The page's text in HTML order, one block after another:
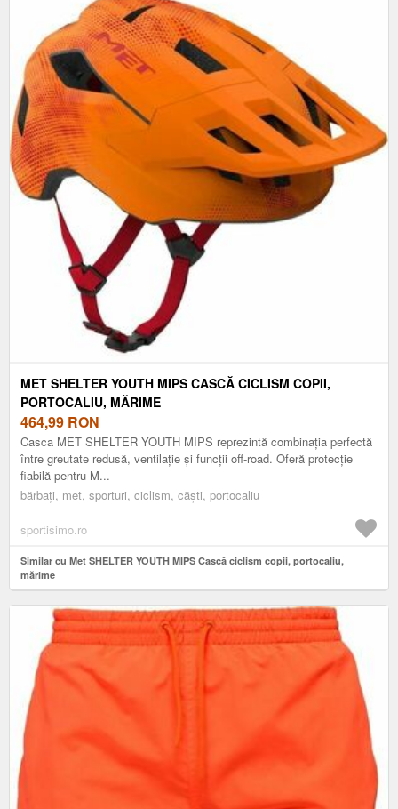
MET SHELTER YOUTH MIPS CASCĂ CICLISM COPII,
PORTOCALIU, MĂRIME
464,99 RON
Casca MET SHELTER YOUTH MIPS reprezintă combinația perfectă
între greutate redusă, ventilație și funcții off-road. Oferă protecție
fiabilă pentru M...
bărbați, met, sporturi, ciclism, căști, portocaliu
sportisimo.ro
Similar cu Met SHELTER YOUTH MIPS Cască ciclism copii, portocaliu,
mărime